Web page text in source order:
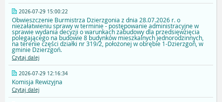
2026-07-29 15:00:22
Obwieszczenie Burmistrza Dzierzgonia z dnia 28.07.2026 r. o
niezałatwieniu sprawy w terminie - postępowanie administracyjne w
sprawie wydania decyzji o warunkach zabudowy dla przedsięwzięcia
polegającego na budowie 8 budynków mieszkalnych jednorodzinnych,
na terenie części działki nr 319/2, położonej w obrębie 1-Dzierzgoń, w
gminie Dzierzgoń.
Czytaj dalej
2026-07-29 12:16:34
Komisja Rewizyjna
Czytaj dalej